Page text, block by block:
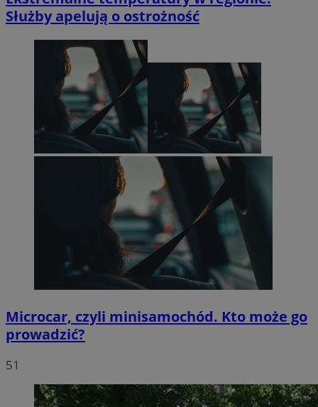
Służby apelują o ostrożność
Microcar, czyli minisamochód. Kto może go
prowadzić?
51